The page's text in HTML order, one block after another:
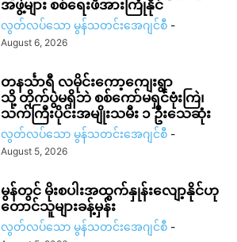
အဖွဲ့များ စစ်ရေးဖိအားကြုံနိုင်
လွတ်လပ်သော မွန်သတင်းအေဂျင်စီ -
August 6, 2026
တနင်္သာရီ လမိုင်းကော့ကျေးရွာ
သို့ တိုက်ပွဲမရှိဘဲ စစ်ကော်မရှင်ဗုံးကြဲ၊
သက်ကြီးပိုင်းအမျိုးသမီး ၁ ဦးသေဆုံး
လွတ်လပ်သော မွန်သတင်းအေဂျင်စီ -
August 5, 2026
မွန်တွင် မိုးစပါးအထွက်နှုန်းလျော့နိုင်ဟု
တောင်သူများခန့်မှန်း
လွတ်လပ်သော မွန်သတင်းအေဂျင်စီ -